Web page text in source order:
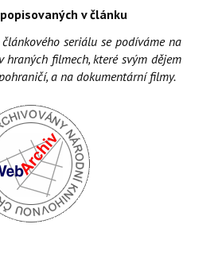
v článku
seriálu se podíváme na
hraných filmech, které svým dějem
a na dokumentární filmy.